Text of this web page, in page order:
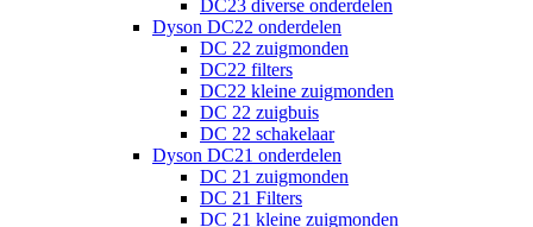
DC23 diverse onderdelen
Dyson DC22 onderdelen
DC 22 zuigmonden
DC22 filters
DC22 kleine zuigmonden
DC 22 zuigbuis
DC 22 schakelaar
Dyson DC21 onderdelen
DC 21 zuigmonden
DC 21 Filters
DC 21 kleine zuigmonden